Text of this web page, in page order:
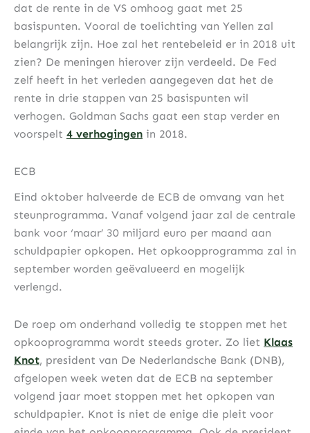
dat de rente in de VS omhoog gaat met 25
basispunten. Vooral de toelichting van Yellen zal
belangrijk zijn. Hoe zal het rentebeleid er in 2018 uit
zien? De meningen hierover zijn verdeeld. De Fed
zelf heeft in het verleden aangegeven dat het de
rente in drie stappen van 25 basispunten wil
verhogen. Goldman Sachs gaat een stap verder en
voorspelt 4 verhogingen in 2018.
ECB
Eind oktober halveerde de ECB de omvang van het
steunprogramma. Vanaf volgend jaar zal de centrale
bank voor ‘maar’ 30 miljard euro per maand aan
schuldpapier opkopen. Het opkoopprogramma zal in
september worden geëvalueerd en mogelijk
verlengd.
De roep om onderhand volledig te stoppen met het
opkooprogramma wordt steeds groter. Zo liet Klaas
Knot, president van De Nederlandsche Bank (DNB),
afgelopen week weten dat de ECB na september
volgend jaar moet stoppen met het opkopen van
schuldpapier. Knot is niet de enige die pleit voor